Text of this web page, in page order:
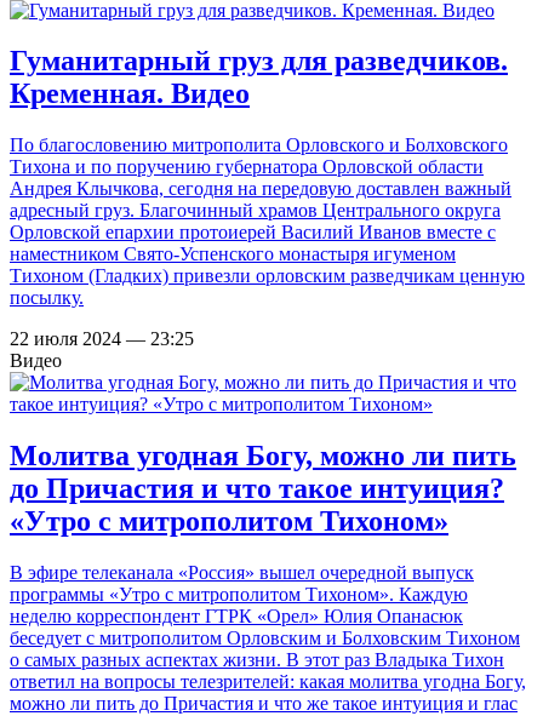
Гуманитарный груз для разведчиков.
Кременная. Видео
По благословению митрополита Орловского и Болховского
Тихона и по поручению губернатора Орловской области
Андрея Клычкова, сегодня на передовую доставлен важный
адресный груз. Благочинный храмов Центрального округа
Орловской епархии протоиерей Василий Иванов вместе с
наместником Свято-Успенского монастыря игуменом
Тихоном (Гладких) привезли орловским разведчикам ценную
посылку.
22 июля 2024 — 23:25
Видео
Молитва угодная Богу, можно ли пить
до Причастия и что такое интуиция?
«Утро с митрополитом Тихоном»
В эфире телеканала «Россия» вышел очередной выпуск
программы «Утро с митрополитом Тихоном». Каждую
неделю корреспондент ГТРК «Орел» Юлия Опанасюк
беседует с митрополитом Орловским и Болховским Тихоном
о самых разных аспектах жизни. В этот раз Владыка Тихон
ответил на вопросы телезрителей: какая молитва угодна Богу,
можно ли пить до Причастия и что же такое интуиция и глас